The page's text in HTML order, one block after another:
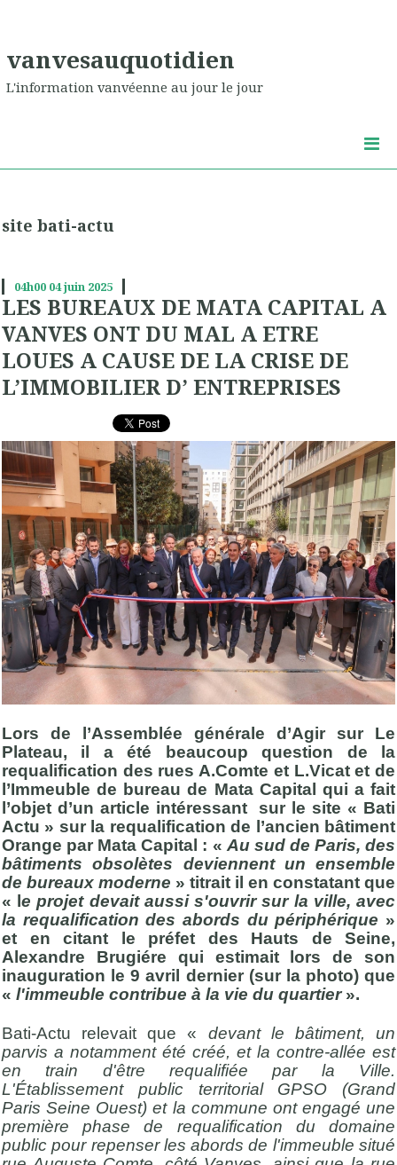
vanvesauquotidien
L'information vanvéenne au jour le jour
site bati-actu
04h00 04juin 2025
LES BUREAUX DE MATA CAPITAL A
VANVES ONT DU MAL A ETRE
LOUES A CAUSE DE LA CRISE DE
L’IMMOBILIER D’ ENTREPRISES
Lors de l’Assemblée générale d’Agir sur Le
Plateau, il a été beaucoup question de la
requalification des rues A.Comte et L.Vicat et de
l’Immeuble de bureau de Mata Capital qui a fait
l’objet d’un article intéressant sur le site « Bati
Actu » sur la requalification de l’ancien bâtiment
Orange par Mata Capital : «Au sud de Paris, des
bâtiments obsolètes deviennent un ensemble
de bureaux moderne » titrait il en constatant que
« le projet devait aussi s'ouvrir sur la ville, avec
la requalification des abords du périphérique »
et en citant le préfet des Hauts de Seine,
Alexandre Brugiére qui estimait lors de son
inauguration le 9 avril dernier (sur la photo) que
« l'immeuble contribue à la vie du quartier».
Bati-Actu relevait que « devant le bâtiment, un
parvis a notamment été créé, et la contre-allée est
en train d'être requalifiée par la Ville.
L'Établissement public territorial GPSO (Grand
Paris Seine Ouest) et la commune ont engagé une
première phase de requalification du domaine
public pour repenser les abords de l'immeuble situé